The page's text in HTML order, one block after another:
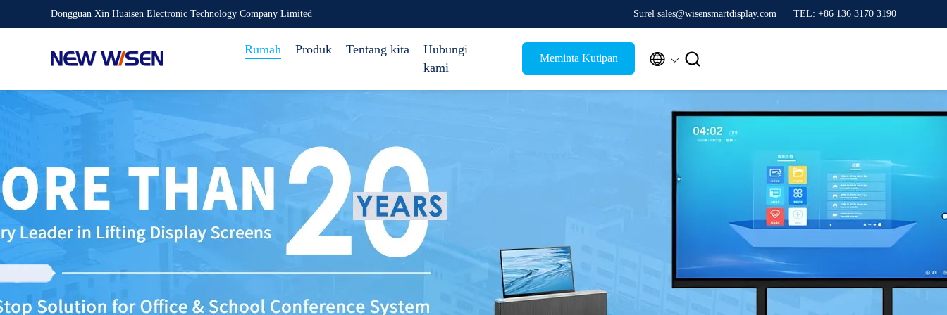
Dongguan Xin Huaisen Electronic Technology Company Limited Surel sales@wisensmartdisplay.com TEL: +86 136 3170 3190
Rumah Produk Tentang kita
Hubungi
kami
Meminta Kutipan  